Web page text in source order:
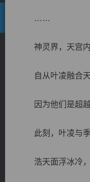
……
神灵界，天宫内
自从叶凌融合天
因为他们是超越
此刻，叶凌与季
浩天面浮冰冷，